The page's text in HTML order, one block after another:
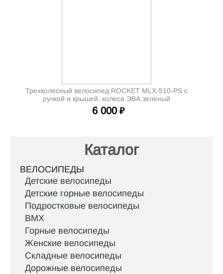
Трехколесный велосипед ROCKET MLX-510-PS с
ручкой и крышей, колеса ЭВА зеленый
6 000 ₽
Каталог
ВЕЛОСИПЕДЫ
Детские велосипеды
Детские горные велосипеды
Подростковые велосипеды
BMX
Горные велосипеды
Женские велосипеды
Складные велосипеды
Дорожные велосипеды